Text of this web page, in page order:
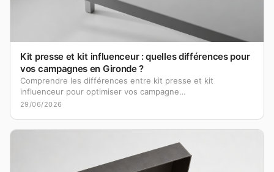
Kit presse et kit influenceur : quelles différences pour
vos campagnes en Gironde ?
Comprendre les différences entre kit presse et kit
influenceur pour optimiser vos campagne…
29/06/2026